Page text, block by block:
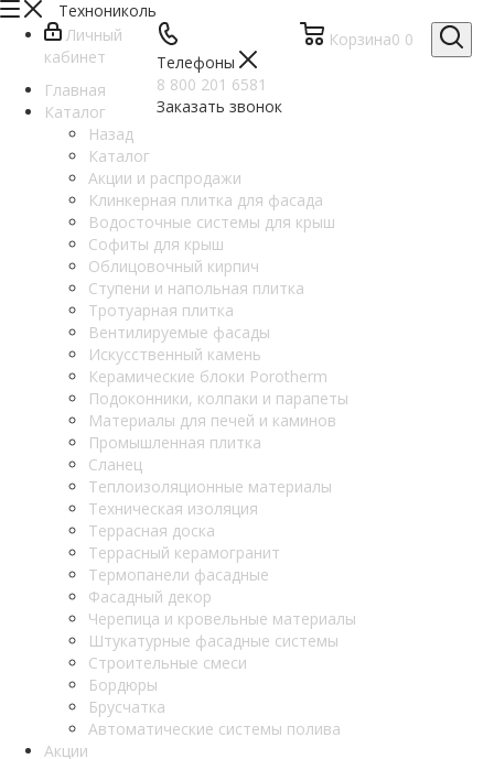
Технониколь
Корзина0 0
Телефоны
8 800 201 6581
Заказать звонок
Личный
кабинет
Главная
Каталог
Назад
Каталог
Акции и распродажи
Клинкерная плитка для фасада
Водосточные системы для крыш
Софиты для крыш
Облицовочный кирпич
Ступени и напольная плитка
Тротуарная плитка
Вентилируемые фасады
Искусственный камень
Керамические блоки Porotherm
Подоконники, колпаки и парапеты
Материалы для печей и каминов
Промышленная плитка
Сланец
Теплоизоляционные материалы
Техническая изоляция
Террасная доска
Террасный керамогранит
Термопанели фасадные
Фасадный декор
Черепица и кровельные материалы
Штукатурные фасадные системы
Строительные смеси
Бордюры
Брусчатка
Автоматические системы полива
Акции